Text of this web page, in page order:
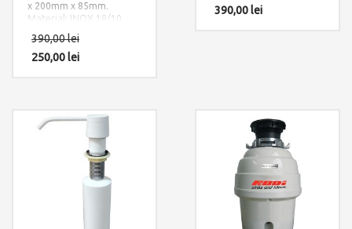
x 200mm x 85mm.
Material: INOX 18/10
390,00lei
250,00lei
390,00lei